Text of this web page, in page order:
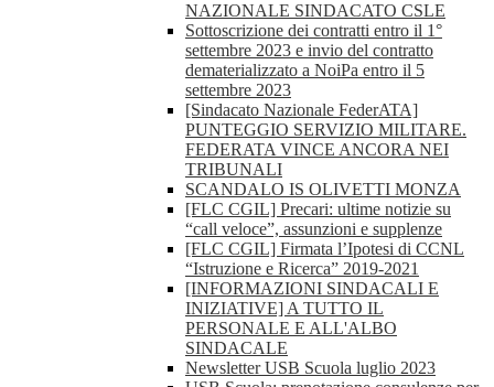
NAZIONALE SINDACATO CSLE
Sottoscrizione dei contratti entro il 1°
settembre 2023 e invio del contratto
dematerializzato a NoiPa entro il 5
settembre 2023
[Sindacato Nazionale FederATA]
PUNTEGGIO SERVIZIO MILITARE.
FEDERATA VINCE ANCORA NEI
TRIBUNALI
SCANDALO IS OLIVETTI MONZA
[FLC CGIL] Precari: ultime notizie su
“call veloce”, assunzioni e supplenze
[FLC CGIL] Firmata l’Ipotesi di CCNL
“Istruzione e Ricerca” 2019-2021
[INFORMAZIONI SINDACALI E
INIZIATIVE] A TUTTO IL
PERSONALE E ALL'ALBO
SINDACALE
Newsletter USB Scuola luglio 2023